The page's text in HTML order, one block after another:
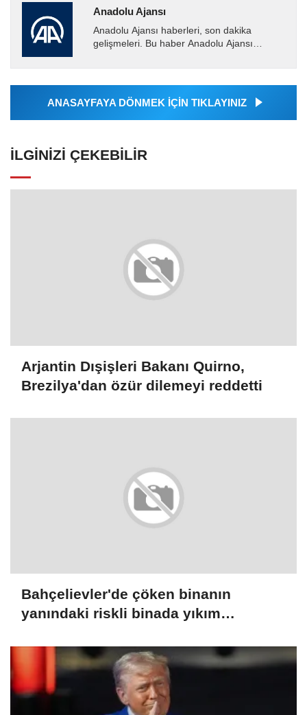
Anadolu Ajansı
Anadolu Ajansı haberleri, son dakika
gelişmeleri. Bu haber Anadolu Ajansı
tarafından geçilen tüm...
ANASAYFAYA DÖNMEK İÇİN TIKLAYINIZ
İLGINIZI ÇEKEBILIR
Arjantin Dışişleri Bakanı Quirno,
Brezilya'dan özür dilemeyi reddetti
Bahçelievler'de çöken binanın
yanındaki riskli binada yıkım